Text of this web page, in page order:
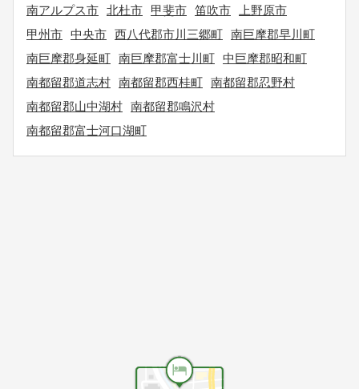
南アルプス市 北杜市 甲斐市 笛吹市
上野原市
甲州市 中央市 西八代郡市川三郷町 南巨摩郡早川町
南巨摩郡身延町 南巨摩郡富士川町 中巨摩郡昭和町
南都留郡道志村 南都留郡西桂町 南都留郡忍野村
南都留郡山中湖村 南都留郡鳴沢村
南都留郡富士河口湖町